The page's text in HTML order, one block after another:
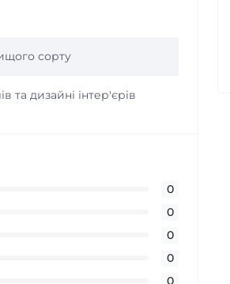
сорту
та дизайні інтер'єрів
0
0
0
0
0